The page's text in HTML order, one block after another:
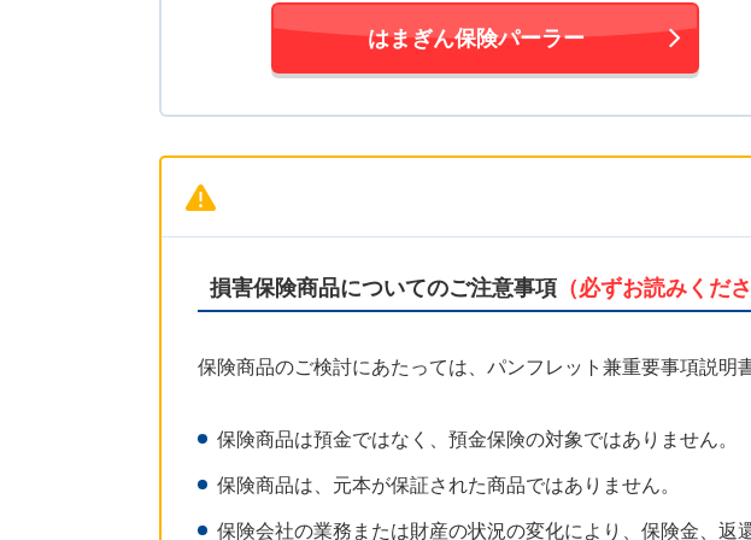
はまぎん保険パーラー
損害保険商品についてのご注意事項 （必ずお読みくださ
保険商品のご検討にあたっては、パンフレット兼重要事項説
保険商品は預金ではなく、預金保険の対象ではありません。
保険商品は、元本が保証された商品ではありません。
保険会社の業務または財産の状況の変化により、保険金、